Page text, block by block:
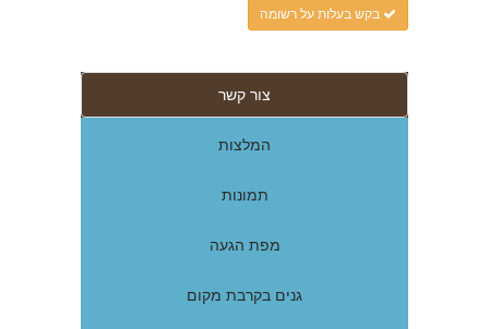
בקש בעלות על רשומה
צור קשר
המלצות
תמונות
מפת הגעה
גנים בקרבת מקום